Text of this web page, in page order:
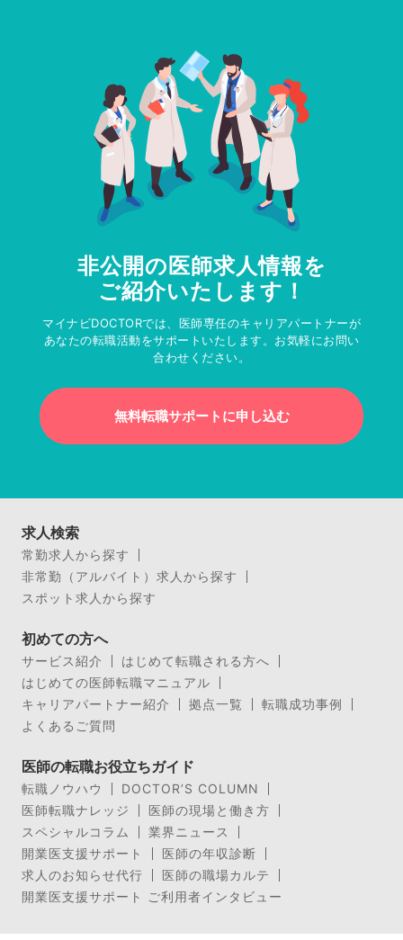
非公開の医師求人情報を
ご紹介いたします！
マイナビDOCTORでは、医師専任のキャリアパートナーが
あなたの転職活動をサポートいたします。お気軽にお問い
合わせください。
無料転職サポートに申し込む
求人検索
常勤求人から探す
非常勤（アルバイト）求人から探す
スポット求人から探す
初めての方へ
サービス紹介
はじめて転職される方へ
はじめての医師転職マニュアル
キャリアパートナー紹介
拠点一覧
転職成功事例
よくあるご質問
医師の転職お役立ちガイド
転職ノウハウ
DOCTOR’S COLUMN
医師転職ナレッジ
医師の現場と働き方
スペシャルコラム
業界ニュース
開業医支援サポート
医師の年収診断
求人のお知らせ代行
医師の職場カルテ
開業医支援サポート ご利用者インタビュー